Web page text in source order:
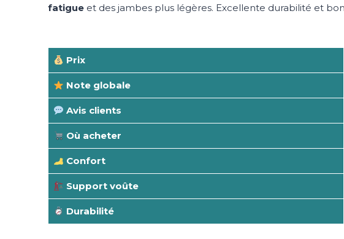
fatigue et des jambes plus légères. Excellente durabilité et
Prix
Note globale
Avis clients
Où acheter
Confort
Support voûte
Durabilité